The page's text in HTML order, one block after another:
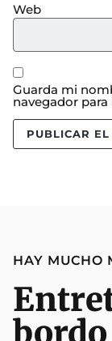
Web
Guarda mi
navegador
HAY MUCHO
bordo